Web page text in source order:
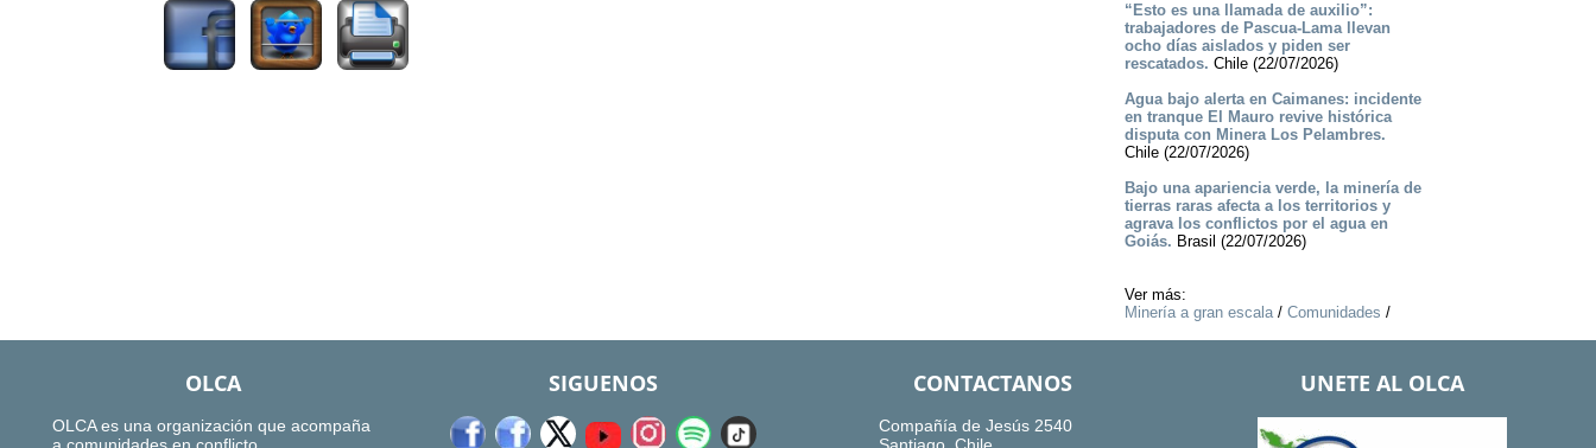
“Esto es una llamada de auxilio”:
trabajadores de Pascua-Lama llevan
ocho días aislados y piden ser
rescatados. Chile (22/07/2026)
Agua bajo alerta en Caimanes: incidente
en tranque El Mauro revive histórica
disputa con Minera Los Pelambres.
Chile (22/07/2026)
Bajo una apariencia verde, la minería de
tierras raras afecta a los territorios y
agrava los conflictos por el agua en
Goiás. Brasil (22/07/2026)
Ver más:
Minería a gran escala/ Comunidades /
OLCA
OLCA es una organización que acompaña
SIGUENOS CONTACTANOS
Compañía de Jesús 2540
UNETE AL OLCA